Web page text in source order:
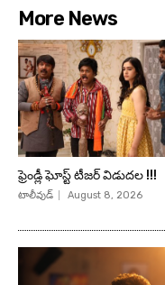
More News
ఫ్రెండ్లీ ఘోస్ట్ టీజర్ విడుదల !!!
టాలీవుడ్ August 8, 2026